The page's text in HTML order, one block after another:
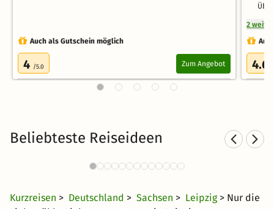
Auch als Gutschein möglich
4 /5.0 Zum Angebot
2
4.6
Beliebteste Reiseideen
Städtereisen nach Leipzig
307 Angebote
Kurzreisen > Deutschland > Sachsen > Leipzig > Nur die